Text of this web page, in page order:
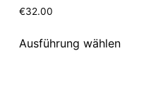
€32.00
Ausführung wählen